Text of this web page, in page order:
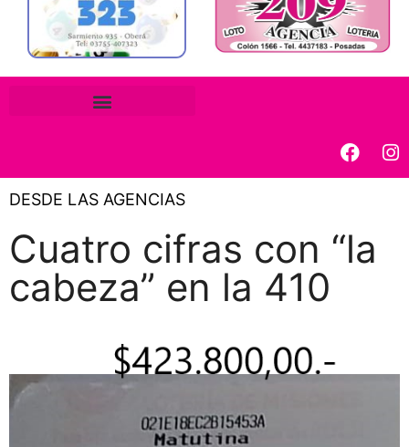
DESDE LAS AGENCIAS
Cuatro cifras con “la
cabeza” en la 410